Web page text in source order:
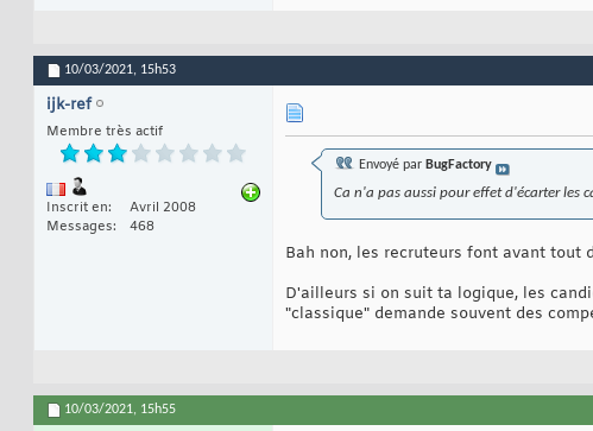
10/03/2021, 15h53
ijk-ref
Membre très actif
Inscrit en
Avril 2008
Messages
468
Envoyé par BugFactory
Ca n'a pas aussi pour effet d'écarter les
Bah non, les recruteurs font avant tout
D'ailleurs si on suit ta logique, les
"classique" demande souvent des
10/03/2021, 15h55